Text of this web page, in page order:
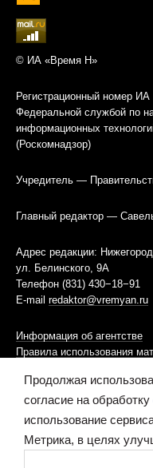
© ИА «Время Н»
Регистрационный номер
Федеральной службой по
информационных
(Роскомнадзор)
Учредитель —
Главный редактор —
Адрес редакции:
ул. Белинского, 9А
Телефон (831) 430−18−91
E-mail redaktor@vremyan.ru
Информация об агентстве
Правила использования
Информационная политика
Ресурс содержит
Продолжая
согласие на обработку
использование
Метрика, в целях